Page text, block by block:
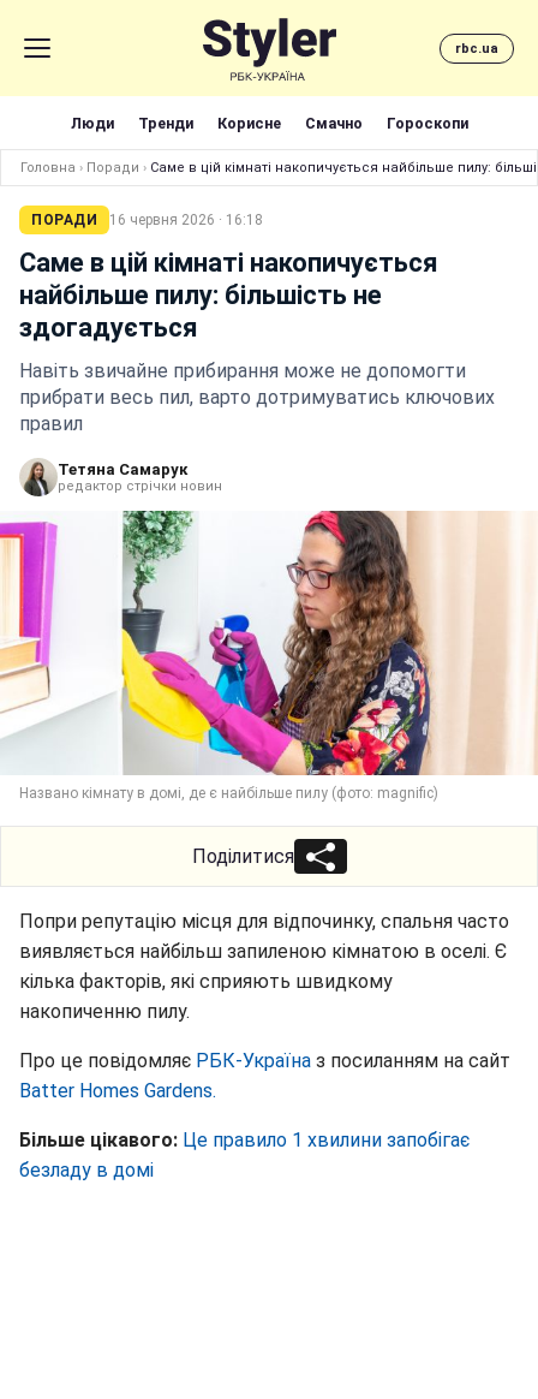
rbc.ua
Люди Тренди Корисне Смачно Гороскопи
Головна › Поради › Саме в цій кімнаті накопичується найбільше пилу:
ПОРАДИ 16 червня 2026 · 16:18
Саме в цій кімнаті накопичується
найбільше пилу: більшість не
здогадується
Навіть звичайне прибирання може не допомогти
прибрати весь пил, варто дотримуватись ключових
правил
Тетяна Самарук
редактор стрічки новин
Названо кімнату в домі, де є найбільше пилу (фото: magnific)
Поділитися
Попри репутацію місця для відпочинку, спальня часто
виявляється найбільш запиленою кімнатою в оселі. Є
кілька факторів, які сприяють швидкому
накопиченню пилу.
Про це повідомляє РБК-Україна з посиланням на сайт
Batter Homes Gardens.
Більше цікавого: Це правило 1 хвилини запобігає
безладу в домі